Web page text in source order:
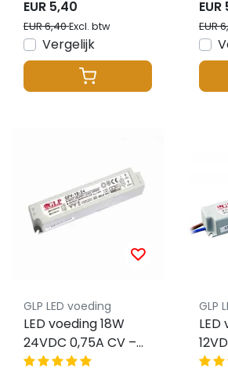
EUR 5,40
EUR 6,40Excl. btw
Vergelijk
EUR
GLP LED voeding
LED voeding 18W
24VDC 0,75A CV –
Waterdicht IP67 –
GLP
LED